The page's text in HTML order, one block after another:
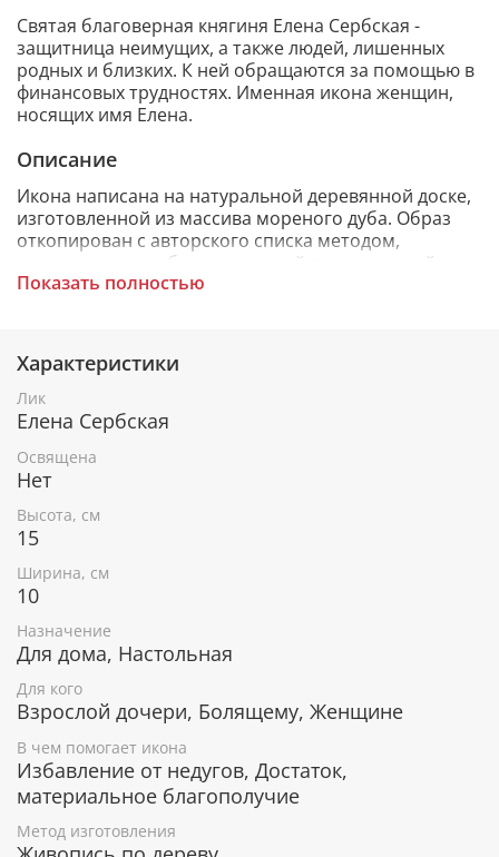
Святая благоверная княгиня Елена Сербская -
защитница неимущих, а также людей, лишенных
родных и близких. К ней обращаются за помощью в
финансовых трудностях. Именная икона женщин,
носящих имя Елена.
Описание
Икона написана на натуральной деревянной доске,
изготовленной из массива мореного дуба. Образ
откопирован с авторского списка методом,
получившим одобрение русской православной
церкви.
При окончательном оформлении образа
использовались специальные фронтажные грунты,
выравнивающие лаки и темперные краски. Венец и
поля иконы вручную украшены рельефным
орнаментом и натуральным жемчугом или
полудрагоценными камнями.
благоверная княгиня Елена Сербская
Помощь в финансовых вопросах, поддержка
при материальных трудностях.
Исцеление от телесных и душевных
заболеваний.
Заступница детей-сирот, людей, лишенных
родных и близких.
Гарантия подлинности
Показать полностью
Характеристики
Лик
Елена Сербская
Освящена
Нет
Высота, см
15
Ширина, см
10
Назначение
Для дома, Настольная
Для кого
Взрослой дочери, Болящему, Женщине
В чем помогает икона
Избавление от недугов, Достаток,
материальное благополучие
Метод изготовления